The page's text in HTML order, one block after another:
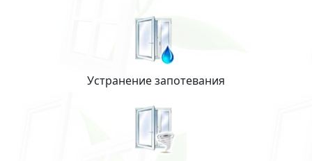
Устранение запотевания